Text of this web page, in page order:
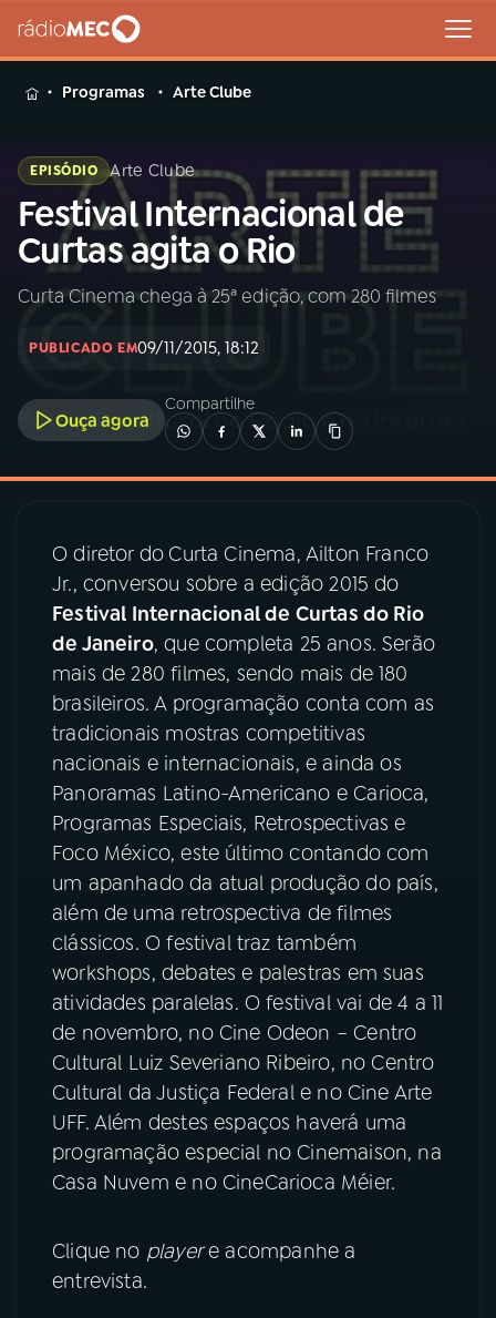
MENU
Buscar
na
Rádio
MEC
Buscar
01INÍCIO
02A RÁDIO
03 PROGRAMAÇÃO
04 PROGRAMAS
05PODCASTS
06 VIDEOCASTS
ÚLTIMAS
08PRÊMIO RÁDIO MEC
ACOMPANHE A RÁDIO MEC
YouTube Facebook
Instagram X
TikTok
Programas Arte Clube
EPISÓDIO Arte Clube
Festival Internacional de
Curtas agita o Rio
Curta Cinema chega à 25ª edição, com 280 filmes
PUBLICADO EM09/11/2015, 18:12
Ouça agora
Compartilhe
O diretor do Curta Cinema, Ailton Franco
Jr., conversou sobre a edição 2015 do
Festival Internacional de Curtas do Rio
de Janeiro, que completa 25 anos. Serão
mais de 280 filmes, sendo mais de 180
brasileiros. A programação conta com as
tradicionais mostras competitivas
nacionais e internacionais, e ainda os
Panoramas Latino-Americano e Carioca,
Programas Especiais, Retrospectivas e
Foco México, este último contando com
um apanhado da atual produção do país,
além de uma retrospectiva de filmes
clássicos. O festival traz também
workshops, debates e palestras em suas
atividades paralelas. O festival vai de 4 a 11
de novembro, no Cine Odeon – Centro
Cultural Luiz Severiano Ribeiro, no Centro
Cultural da Justiça Federal e no Cine Arte
UFF. Além destes espaços haverá uma
programação especial no Cinemaison, na
Casa Nuvem e no CineCarioca Méier.
Clique no playere acompanhe a
entrevista.